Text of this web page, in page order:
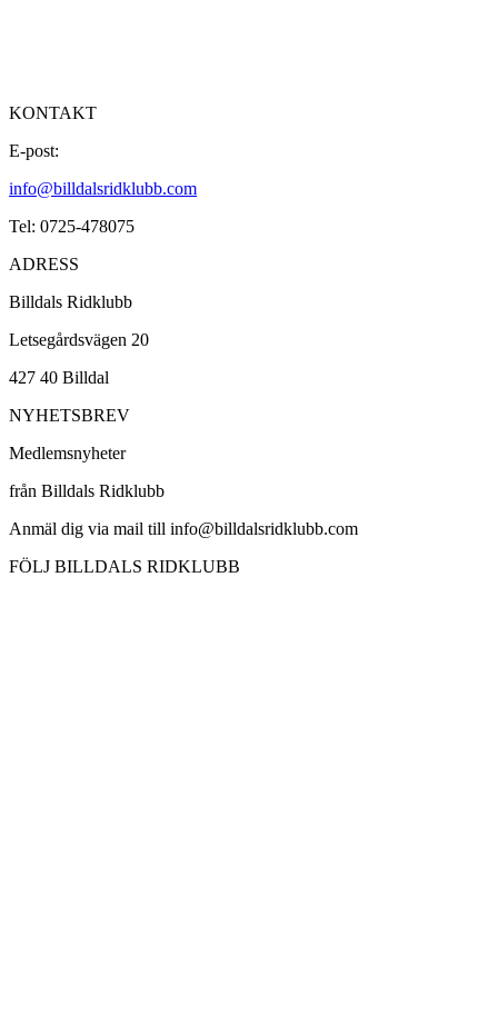
KONTAKT
E-post:
info@billdalsridklubb.com
Tel: 0725-478075
ADRESS
Billdals Ridklubb
Letsegårdsvägen 20
427 40 Billdal
NYHETSBREV
Medlemsnyheter
från Billdals Ridklubb
Anmäl dig via mail till info@billdalsridklubb.com
FÖLJ BILLDALS RIDKLUBB